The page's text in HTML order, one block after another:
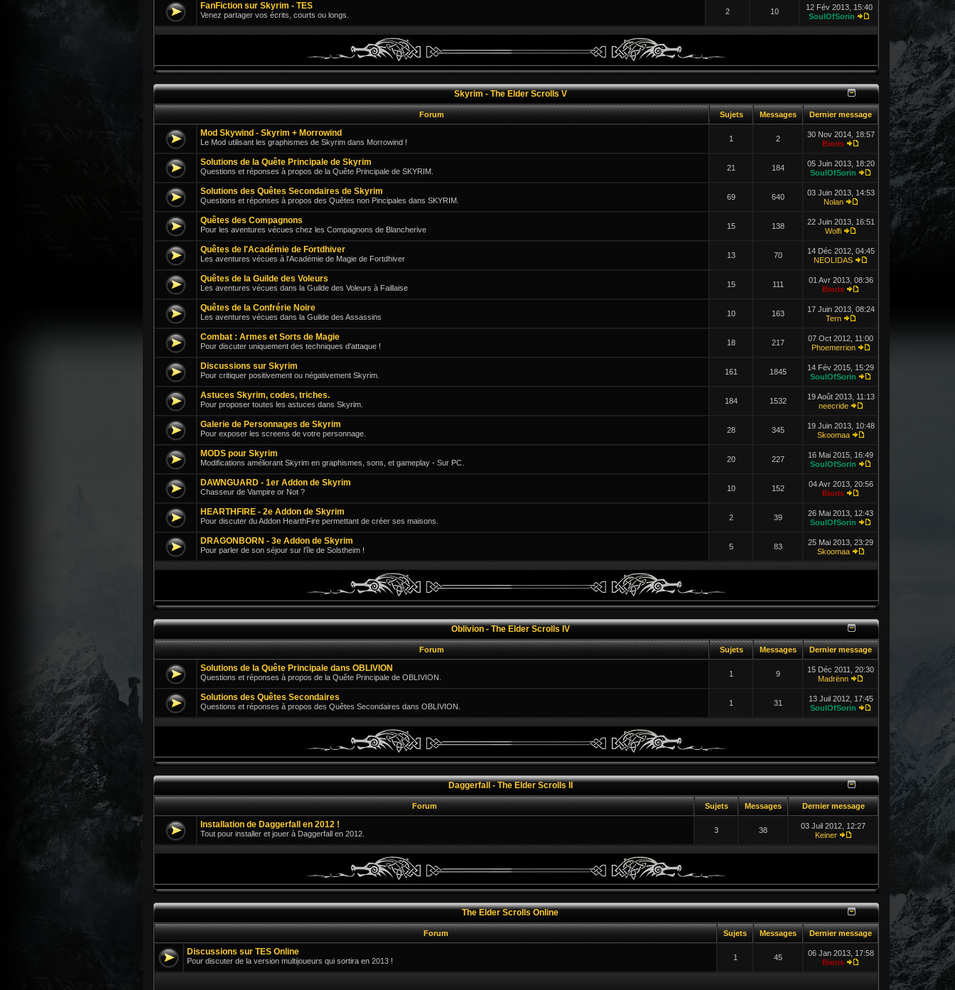
FanFiction sur Skyrim - TES
Venez partager vos écrits, courts ou longs. 2 10
12 Fév 2013, 15:40
SoulOfSorin
Skyrim - The Elder Scrolls V
Forum Sujets Messages Dernier message
Mod Skywind - Skyrim + Morrowind
Le Mod utilisant les graphismes de Skyrim dans Morrowind ! 1 2
30 Nov 2014, 18:57
Bioris
Solutions de la Quête Principale de Skyrim
Questions et réponses à propos de la Quête Principale de SKYRIM. 21 184
05 Juin 2013, 18:20
SoulOfSorin
Solutions des Quêtes Secondaires de Skyrim
Questions et réponses à propos des Quêtes non Pincipales dans SKYRIM. 69 640
03 Juin 2013, 14:53
Nolan
Quêtes des Compagnons
Pour les aventures vécues chez les Compagnons de Blancherive 15 138
22 Juin 2013, 16:51
Wolfi
Quêtes de l'Académie de Fortdhiver
Les aventures vécues à l'Académie de Magie de Fortdhiver 13 70
14 Déc 2012, 04:45
NEOLIDAS
Quêtes de la Guilde des Voleurs
Les aventures vécues dans la Guilde des Voleurs à Faillaise 15 111
01 Avr 2013, 08:36
Bioris
Quêtes de la Confrérie Noire
Les aventures vécues dans la Guilde des Assassins 10 163
17 Juin 2013, 08:24
Tern
Combat : Armes et Sorts de Magie
Pour discuter uniquement des techniques d'attaque ! 18 217
07 Oct 2012, 11:00
Phoemerrion
Discussions sur Skyrim
Pour critiquer positivement ou négativement Skyrim. 161 1845
14 Fév 2015, 15:29
SoulOfSorin
Astuces Skyrim, codes, triches.
Pour proposer toutes les astuces dans Skyrim. 184 1532
19 Août 2013, 11:13
neecride
Galerie de Personnages de Skyrim
Pour exposer les screens de votre personnage. 28 345
19 Juin 2013, 10:48
Skoomaa
MODS pour Skyrim
Modifications améliorant Skyrim en graphismes, sons, et gameplay - Sur PC. 20 227
16 Mai 2015, 16:49
SoulOfSorin
DAWNGUARD - 1er Addon de Skyrim
Chasseur de Vampire or Not ? 10 152
04 Avr 2013, 20:56
Bioris
HEARTHFIRE - 2e Addon de Skyrim
Pour discuter du Addon HearthFire permettant de créer ses maisons. 2 39
26 Mai 2013, 12:43
SoulOfSorin
DRAGONBORN - 3e Addon de Skyrim
Pour parler de son séjour sur l'île de Solstheim ! 5 83
25 Mai 2013, 23:29
Skoomaa
Oblivion - The Elder Scrolls IV
Forum Sujets Messages Dernier message
Solutions de la Quête Principale dans OBLIVION
Questions et réponses à propos de la Quête Principale de OBLIVION. 1 9
15 Déc 2011, 20:30
Madrënn
Solutions des Quêtes Secondaires
Questions et réponses à propos des Quêtes Secondaires dans OBLIVION. 1 31
13 Juil 2012, 17:45
SoulOfSorin
Daggerfall - The Elder Scrolls II
Forum Sujets Messages Dernier message
Installation de Daggerfall en 2012 !
Tout pour installer et jouer à Daggerfall en 2012. 3 38
03 Juil 2012, 12:27
Keiner
The Elder Scrolls Online
Forum Sujets Messages Dernier message
Discussions sur TES Online
Pour discuter de la version multijoueurs qui sortira en 2013 ! 1 45
06 Jan 2013, 17:58
Bioris